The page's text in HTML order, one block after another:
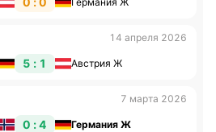
14 апреля 2026
5 : 1 Австрия Ж
7 марта 2026
0 : 4 Германия Ж